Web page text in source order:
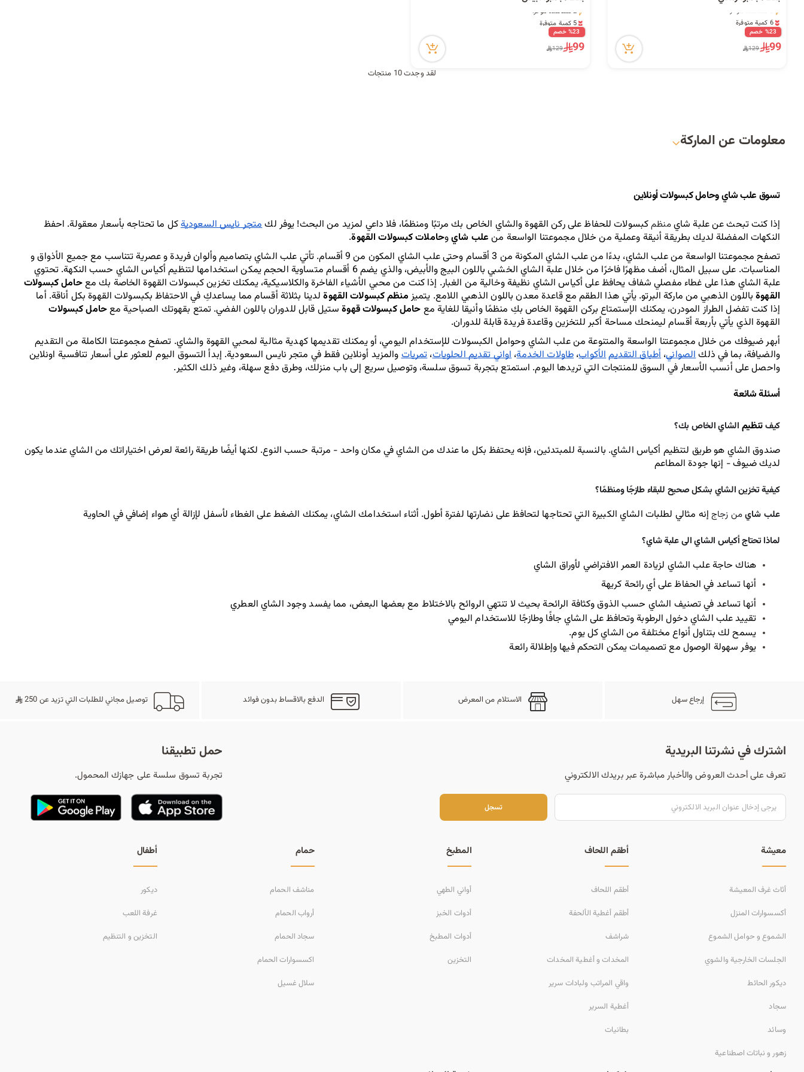
6 كمية متوفرة
2 مشاهدة مؤخراً
%23 خصم
99
129
5 كمية متوفرة
2 مشاهدة مؤخراً
%23 خصم
99
129
لقد وجدت 10 منتجات
معلومات عن الماركة
تسوق علب شاي وحامل كبسولات أونلاين
إذا كنت تبحث عن علبة شاي منظم كبسولات للحفاظ على ركن القهوة والشاي الخاص بك مرتبًا ومنظمًا، فلا داعي لمزيد من البحث! يوفر لك متجر نايس السعودية
النكهات المفضلة لديك بطريقة أنيقة وعملية من خلال مجموعتنا الواسعة من علب شاي وحاملات كبسولات القهوة.
تصفح مجموعتنا الواسعة من علب الشاي، بدءًا من علب الشاي المكونة من 3 أقسام وحتى علب الشاي المكون من 9 أقسام. تأتي علب الشاي بتصاميم وألوان فريدة و عصرية تتناسب مع جميع الأذواق و
المناسبات. على سبيل المثال، أضف مظهرًا فاخرًا من خلال علبة الشاي الخشبي باللون البيج والأبيض، والذي يضم 6 أقسام متساوية الحجم يمكن استخدامها لتنظيم أكياس الشاي حسب النكهة. تحتوي
علبة الشاي هذا على غطاء مفصلي شفاف يحافظ على أكياس الشاي نظيفة وخالية من الغبار. إذا كنت من محبي الأشياء الفاخرة والكلاسيكية، يمكنك تخزين كبسولات القهوة الخاصة بك مع
حامل كبسولات
القهوة باللون الذهبي من ماركة البرتو. يأتي هذا الطقم مع قاعدة معدن باللون الذهبي اللامع. يتميز منظم كبسولات القهوة
إذا كنت تفضل الطراز المودرن، يمكنك الإستمتاع بركن القهوة الخاص بكِ منظمًا وأنيقا للغاية مع حامل كبسولات قهوة ستيل قابل للدوران باللون الفضي. تمتع بقهوتك الصباحية مع حامل كبسولات
القهوة الذي يأتي بأربعة أقسام ليمنحك مساحة أكبر للتخزين وقاعدة فريدة قابلة للدوران.
أبهر ضيوفك من خلال مجموعتنا الواسعة والمتنوعة من علب الشاي وحوامل الكبسولات للإستخدام اليومي، أو يمكنك تقديمها كهدية مثالية لمحبي القهوة والشاي. تصفح مجموعتنا الكاملة من التقديم
والضيافة، بما في ذلك الصواني، أطباق التقديمالأكواب، طاولات الخدمة، اواني تقديم الحلويات، تمريات
واحصل على أنسب الأسعار في السوق للمنتجات التي تريدها اليوم. استمتع بتجربة تسوق سلسة، وتوصيل سريع إلى باب منزلك، وطرق دفع سهلة، وغير ذلك الكثير.
أسئلة شائعة
كيف تنظيم الشاي الخاص بك؟
لديك ضيوف - إنها جودة المطاعم
كيفية تخزين الشاي بشكل صحيح للبقاء طازجًا ومنظمًا؟
علب شاي من زجاج إنه مثالي لطلبات الشاي الكبيرة التي تحتاجها لتحافظ على نضارتها لفترة أطول. أثناء استخدامك الشاي، يمكنك الضغط على الغطاء لأسفل لإزالة أي هواء إضافي في الحاوية
لماذا تحتاج أكياس الشاي الى علبة شاي؟
هناك حاجة علب الشاي لزيادة العمر الافتراضي لأوراق الشاي
أنها تساعد في الحفاظ على أي رائحة كريهة
أنها تساعد في تصنيف الشاي حسب الذوق وكثافة الرائحة بحيث لا تنتهي الروائح بالاختلاط مع بعضها البعض، مما يفسد وجود الشاي العطري
تقييد علب الشاي دخول الرطوبة وتحافظ على الشاي جافًا وطازجًا للاستخدام اليومي
يسمح لك بتناول أنواع مختلفة من الشاي كل يوم.
يوفر سهولة الوصول مع تصميمات يمكن التحكم فيها وإطلالة رائعة
إرجاع سهل الاستلام من المعرض الدفع بالاقساط بدون فوائد توصيل مجاني للطلبات التي تزيد عن 250
اشترك في نشرتنا البريدية
تعرف على أحدث العروض والأخبار مباشرة عبر بريدك الالكتروني
تسجل
تسجل
حمل تطبيقنا
تجربة تسوق سلسة على جهازك المحمول.
معيشة
أثاث غرف المعيشة
أكسسوارات المنزل
الشموع و حوامل الشموع
الجلسات الخارجية والشوي
ديكور الحائط
سجاد
وسائد
زهور و نباتات اصطناعية
أطقم اللحاف
أطقم اللحاف
أطقم أغطية الألحفة
شراشف
المخدات و أغطية المخدات
واقي المراتب ولبادات سرير
أغطية السرير
بطانيات
المطبخ
أواني الطهي
أدوات الخبز
أدوات المطبخ
التخزين
حمام
مناشف الحمام
أرواب الحمام
سجاد الحمام
اكسسوارات الحمام
سلال غسيل
أطفال
ديكور
غرفة اللعب
التخزين و التنظيم